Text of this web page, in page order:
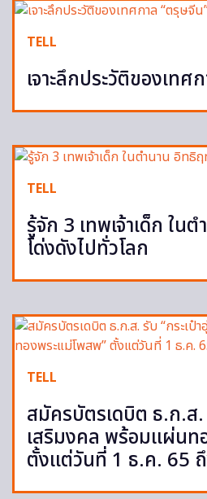
TELL
เจาะลึกประวัติของเทศ
TELL
รู้จัก 3 เทพเจ้าเด็ก ใน
โด่งดังไปทั่วโลก
TELL
สมัครบัตรเดบิต ธ.ก.ส.
เสริมงคล พร้อมแผ่นท
ตั้งแต่วันที่ 1 ธ.ค. 65